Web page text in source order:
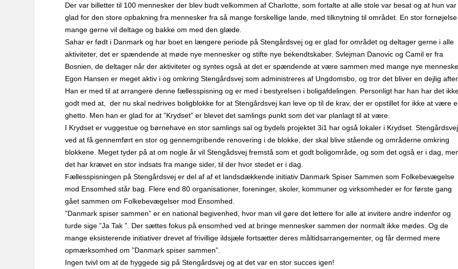
Der var billetter til 100 mennesker der blev budt velkommen af Charlotte, som fortalte at alle stole var besat og at hun var
glad for den store opbakning fra mennesker fra så mange forskellige lande, med tilknytning til området. En stor
mange gerne vil deltage og bakke om med den glæde.
Sahar er født i Danmark og har boet en længere periode på Stengårdsvej og er glad for området og deltager gerne i alle
aktiviteter, det er spændende at møde nye mennesker og stifte nye bekendtskaber. Svlejman Danovic og Camil er fra
Bosnien, de deltager når der aktiviteter og syntes også at det er spændende at være sammen med mange nye
Egon Hansen er meget aktiv i og omkring Stengårdsvej som administreres af Ungdomsbo, og tror det bliver en dejlig
Han er med til at arrangere denne fællesspisning og er med i bestyrelsen i boligafdelingen. Personligt har han har det
godt med at, der nu skal nedrives boligblokke for at Stengårdsvej kan leve op til de krav, der er opstillet for ikke at være
ghetto. Men han er glad for at ”Krydset” er blevet det samlings punkt som det var planlagt til at være.
I Krydset er vuggestue og børnehave en stor samlings sal og bydels projektet 3i1 har også lokaler i Krydset.
ved at få gennemført en stor og gennemgribende renovering i de blokke, der skal blive stående og områderne omkring
blokkene. Meget tyder på at om nogle år vil Stengådsvej fremstå som et godt boligområde, og som det også er i dag,
det har krævet en stor indsats fra mange sider, til der hvor stedet er i dag.
Fællesspisningen på Stengårdsvej er del af af et landsdækkende initiativ Danmark Spiser Sammen som Folkebevægelse
mod Ensomhed står bag. Flere end 80 organisationer, foreninger, skoler, kommuner og virksomheder er for første gang
gået sammen om Folkebevægelser mod Ensomhed.
”Danmark spiser sammen” er en national begivenhed, hvor man vil gøre det lettere for alle at invitere andre indenfor og
turde sige ”Ja Tak ”. Der sættes fokus på ensomhed ved at bringe mennesker sammen der normalt ikke mødes. Og de
mange eksisterende initiativer drevet af frivillige ildsjæle fortsætter deres måltidsarrangementer, og får dermed mere
opmærksomhed om ”Danmark spiser sammen”.
Ingen tvivl om at de hyggede sig på Stengårdsvej og at det var en stor succes igen!